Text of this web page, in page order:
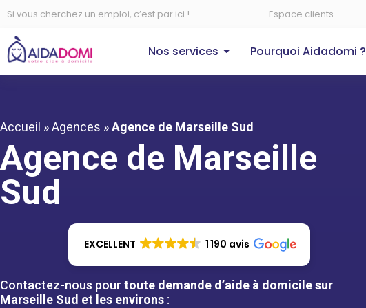
Si vous cherchez un emploi, c’est par ici ! Espace clients
Nos services Pourquoi Aidadomi ?
Accueil »Agences »Agence de Marseille Sud
Agence de Marseille
Sud
EXCELLENT 1 190 avis
Contactez-nous pour toute demande d’aide à domicile sur
Marseille Sud et les environs :